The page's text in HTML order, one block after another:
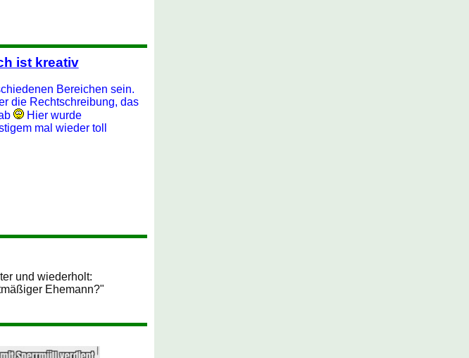
ist kreativ
Bereichen sein.
die Rechtschreibung, das
Hier wurde
mal wieder toll
und wiederholt:
Ehemann?"